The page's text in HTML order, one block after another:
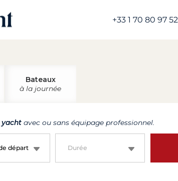
+33 1 70 80 97 52
Bateaux
à la journée
yacht avec ou sans équipage professionnel.
départ Durée